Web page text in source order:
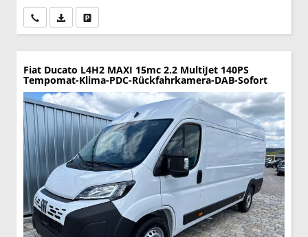
Wir rufen Sie anPDF-Datei, Fahrzeugexposé drucken
Fiat Ducato L4H2 MAXI 15mc 2.2 MultiJet 140PS
Tempomat-Klima-PDC-Rückfahrkamera-DAB-Sofort